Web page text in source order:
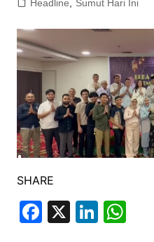
Headline
Sumut Hari Ini
SHARE
F X Li W